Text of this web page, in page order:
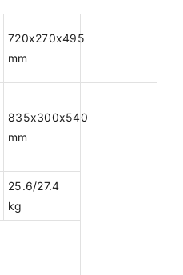
720x270x495
mm
835x300x540
mm
25.6/27.4
kg